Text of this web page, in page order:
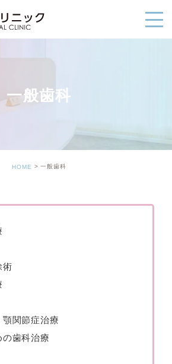
一般歯科
HOME 一般歯科
術
関節症治療
歯科治療